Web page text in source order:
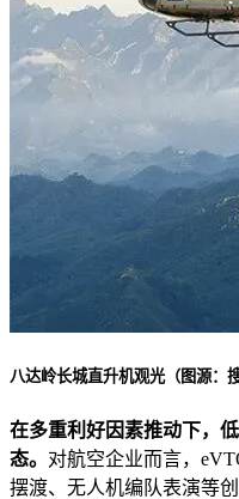
八达岭长城直升机观光（图源：搜
在多重利好因素推动下，
态。 对航空企业而言，
摆渡、无人机编队表演等